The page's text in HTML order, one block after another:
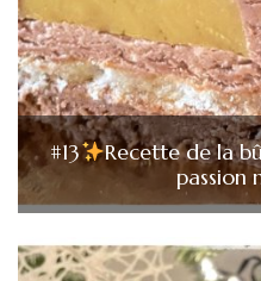
#13
Recette de la
passion